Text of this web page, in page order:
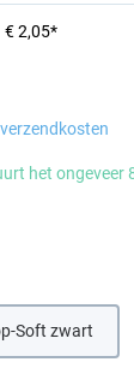
€ 2,05*
het ongeveer
Soft zwart